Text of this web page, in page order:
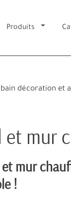
bain décoration et
et mur
mur
!
Produits